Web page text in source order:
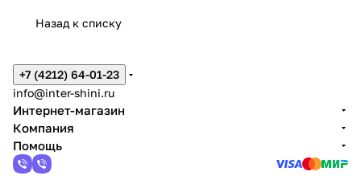
Назад к списку
+7 (4212) 64-01-23
info@inter-shini.ru
Интернет-магазин
Компания
Помощь